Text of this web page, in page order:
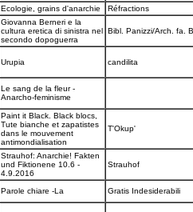
Ecologie, grains d'anarchie Réfractions
Giovanna Berneri e la
cultura eretica di sinistra nel
secondo dopoguerra
Bibl. Panizzi/Arch. fa.
Urupia candilita
Le sang de la fleur -
Anarcho-feminisme
Paint it Black. Black blocs,
Tute bianche et zapatistes
dans le mouvement
antimondialisation
T'Okup'
Strauhof: Anarchie! Fakten
und Fiktionene 10.6 -
4.9.2016
Strauhof
Parole chiare -La Gratis Indesiderabili